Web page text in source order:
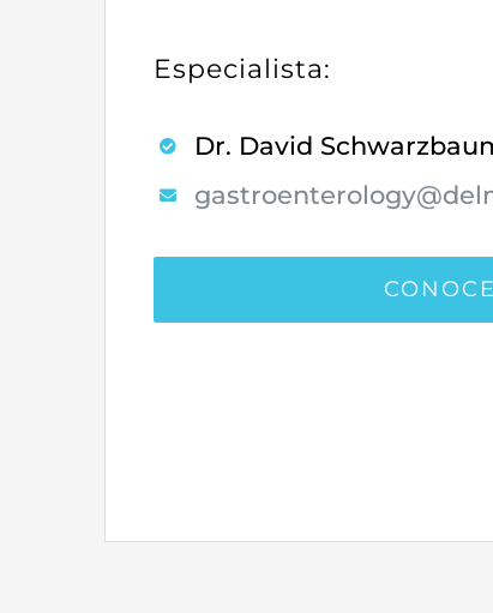
Especialista:
Dr. David